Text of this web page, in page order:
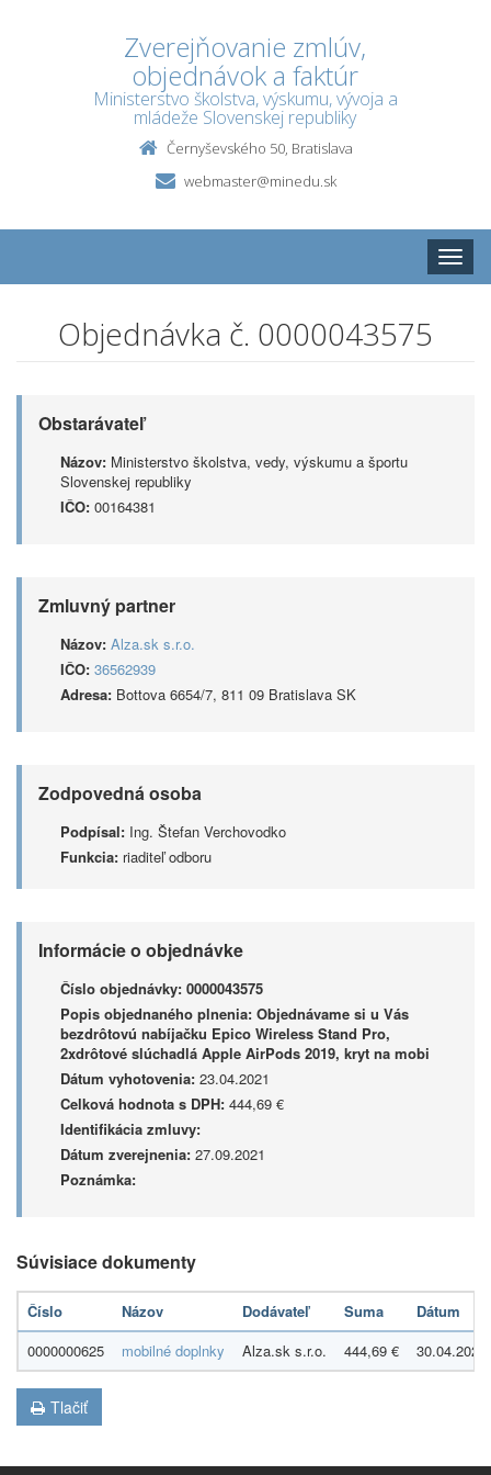
Zverejňovanie zmlúv,
objednávok a faktúr
Ministerstvo školstva, výskumu, vývoja a
mládeže Slovenskej republiky
Černyševského 50, Bratislava
webmaster@minedu.sk
Toggle
Objednávka č. 0000043575
Obstarávateľ
Názov: Ministerstvo školstva, vedy, výskumu a športu
Slovenskej republiky
IČO: 00164381
Zmluvný partner
Názov: Alza.sk s.r.o.
IČO: 36562939
Adresa: Bottova 6654/7, 811 09 Bratislava SK
Zodpovedná osoba
Podpísal: Ing. Štefan Verchovodko
Funkcia: riaditeľ odboru
Informácie o objednávke
Číslo objednávky: 0000043575
Popis objednaného plnenia: Objednávame si u Vás
bezdrôtovú nabíjačku Epico Wireless Stand Pro,
2xdrôtové slúchadlá Apple AirPods 2019, kryt na mobi
Dátum vyhotovenia: 23.04.2021
Celková hodnota s DPH: 444,69 €
Identifikácia zmluvy:
Dátum zverejnenia: 27.09.2021
Poznámka:
Súvisiace dokumenty
Číslo Názov Dodávateľ Suma
Dátum
0000000625
mobilné doplnky Alza.sk s.r.o. 444,69 € 30.04.2021
Tlačiť